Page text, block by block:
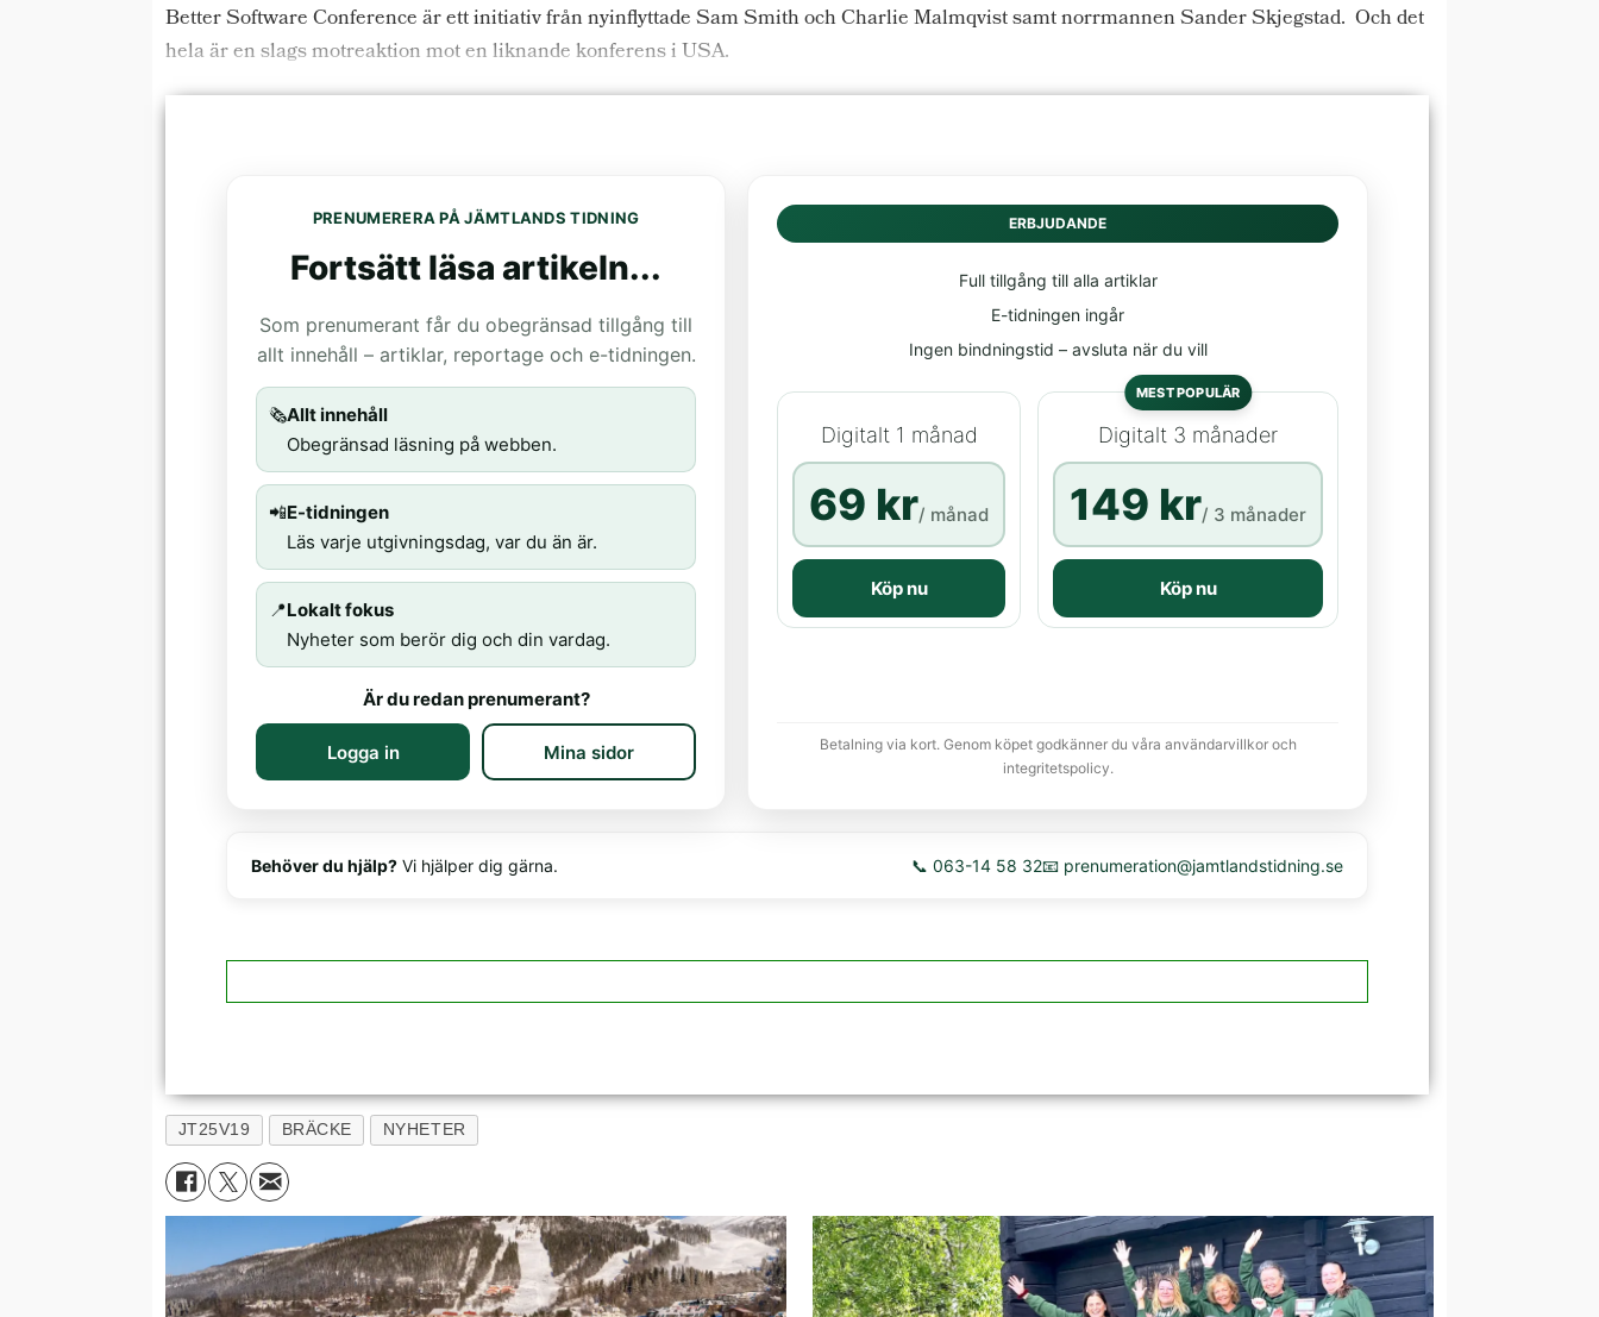
Better Software Conference är ett initiativ från nyinflyttade Sam Smith och Charlie Malmqvist samt norrmannen Sander Skjegstad. Och det
hela är en slags motreaktion mot en liknande konferens i USA.
PRENUMERERA PÅ JÄMTLANDS TIDNING
Fortsätt läsa artikeln...
Som prenumerant får du obegränsad tillgång till
allt innehåll – artiklar, reportage och e-tidningen.
🗞️Allt innehåll
Obegränsad läsning på webben.
📲E-tidningen
Läs varje utgivningsdag, var du än är.
📍Lokalt fokus
Nyheter som berör dig och din vardag.
Är du redan prenumerant?
Logga in Mina sidor
ERBJUDANDE
Full tillgång till alla artiklar
E-tidningen ingår
Ingen bindningstid – avsluta när du vill
Digitalt 1 månad
69 kr/ månad
Köp nu
MEST POPULÄR
Digitalt 3 månader
149 kr/ 3 månader
Köp nu
Betalning via kort. Genom köpet godkänner du våra användarvillkor och
integritetspolicy.
Behöver du hjälp? Vi hjälper dig gärna. 📞 063-14 58 32📧 prenumeration@jamtlandstidning.se
JT25V19 BRÄCKE NYHETER